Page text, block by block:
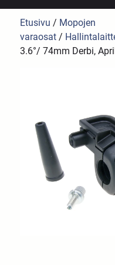
Etusivu / Mopojen
varaosat /
3.6°/ 74mm Derbi,